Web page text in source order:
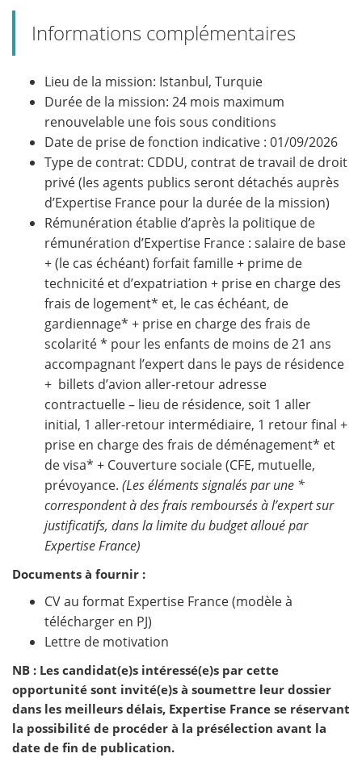
Informations complémentaires
Lieu de la mission: Istanbul, Turquie
Durée de la mission: 24 mois maximum
renouvelable une fois sous conditions
Date de prise de fonction indicative : 01/09/2026
Type de contrat: CDDU, contrat de travail de droit
privé (les agents publics seront détachés auprès
d’Expertise France pour la durée de la mission)
Rémunération établie d’après la politique de
rémunération d’Expertise France : salaire de base
+ (le cas échéant) forfait famille + prime de
technicité et d’expatriation + prise en charge des
frais de logement* et, le cas échéant, de
gardiennage* + prise en charge des frais de
scolarité * pour les enfants de moins de 21 ans
accompagnant l’expert dans le pays de résidence
+ billets d’avion aller-retour adresse
contractuelle – lieu de résidence, soit 1 aller
initial, 1 aller-retour intermédiaire, 1 retour final +
prise en charge des frais de déménagement* et
de visa* + Couverture sociale (CFE, mutuelle,
prévoyance. (Les éléments signalés par une *
correspondent à des frais remboursés à l’expert sur
justificatifs, dans la limite du budget alloué par
Expertise France)
Documents à fournir :
CV au format Expertise France (modèle à
télécharger en PJ)
Lettre de motivation
NB : Les candidat(e)s intéressé(e)s par cette
opportunité sont invité(e)s à soumettre leur dossier
dans les meilleurs délais, Expertise France se réservant
la possibilité de procéder à la présélection avant la
date de fin de publication.